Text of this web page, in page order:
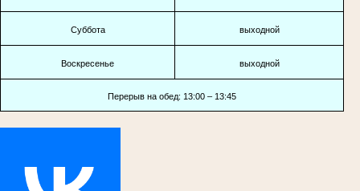
Суббота выходной
Воскресенье выходной
Перерыв на обед: 13:00 – 13:45